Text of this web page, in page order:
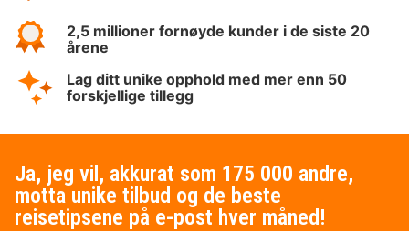
2,5 millioner fornøyde kunder i de siste 20
årene
Lag ditt unike opphold med mer enn 50
forskjellige tillegg
Ja, jeg vil, akkurat som 175 000 andre,
motta unike tilbud og de beste
reisetipsene på e-post hver måned!